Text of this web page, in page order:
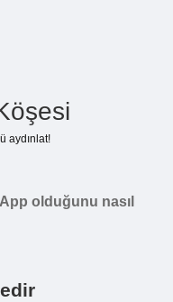
aydınlat!
olduğunu nasıl